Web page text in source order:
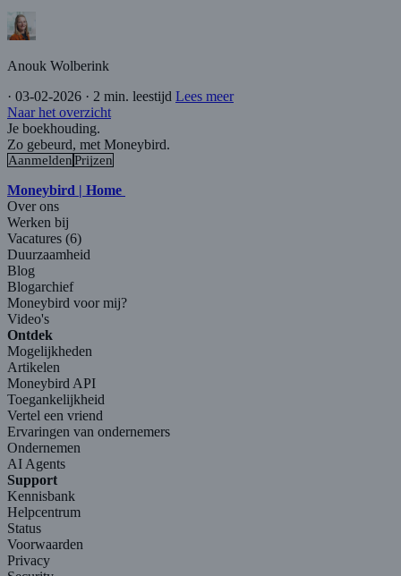
Anouk Wolberink
· 03-02-2026 · 2 min. leestijd Lees meer
Naar het overzicht